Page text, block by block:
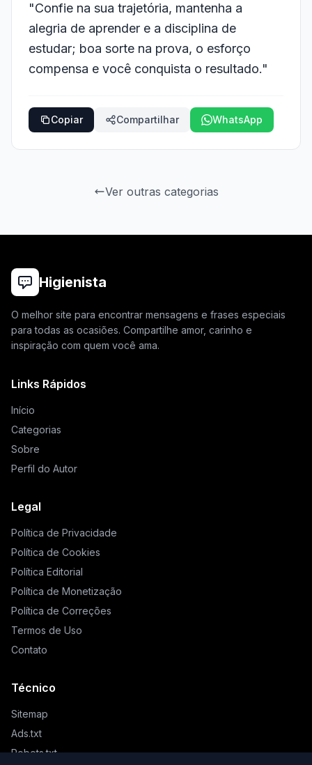
"Confie na sua trajetória, mantenha a
alegria de aprender e a disciplina de
estudar; boa sorte na prova, o esforço
compensa e você conquista o resultado."
Copiar Compartilhar WhatsApp
Ver outras categorias
Higienista
O melhor site para encontrar mensagens e frases especiais
para todas as ocasiões. Compartilhe amor, carinho e
inspiração com quem você ama.
Links Rápidos
Início
Categorias
Sobre
Perfil do Autor
Legal
Política de Privacidade
Política de Cookies
Política Editorial
Política de Monetização
Política de Correções
Termos de Uso
Contato
Técnico
Sitemap
Ads.txt
Robots.txt